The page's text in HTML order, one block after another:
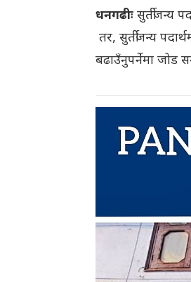
धनगढीः सुर्तीजन्य
तर, सुर्तीजन्य
बढाउँनुपर्नेमा जोड